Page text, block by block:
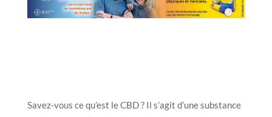
Savez-vous ce qu’est le CBD ? Il s’agit d’une substance